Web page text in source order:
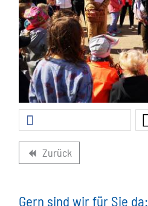
backward Zurück
Gern sind wir für Sie da: